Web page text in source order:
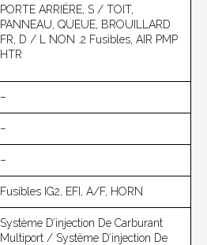
PORTE ARRIÈRE, S / TOIT,
PANNEAU, QUEUE, BROUILLARD
FR, D / L NON .2 Fusibles, AIR PMP
HTR
–
–
–
Fusibles IG2, EFI, A/F, HORN
Système D’injection De Carburant
Multiport / Système D’injection De